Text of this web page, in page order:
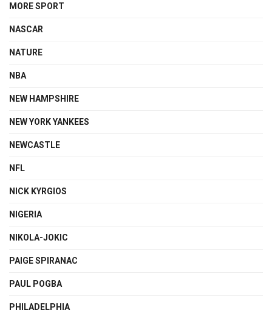
MORE SPORT
NASCAR
NATURE
NBA
NEW HAMPSHIRE
NEW YORK YANKEES
NEWCASTLE
NFL
NICK KYRGIOS
NIGERIA
NIKOLA-JOKIC
PAIGE SPIRANAC
PAUL POGBA
PHILADELPHIA